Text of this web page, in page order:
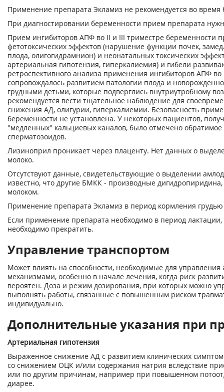
Применение препарата Экламиз не рекомендуется во время
При диагностировании беременности прием препарата
Прием ингибиторов АПФ во II и III триместре беременности
фетотоксических эффектов (нарушение функции почек,
плода, олигогидрамнион) и неонатальных токсических
артериальная гипотензия, гиперкалиемия) и гибели
ретроспективного анализа применения ингибиторов АПФ
сопровождалось развитием патологии плода и
грудными детьми, которые подверглись внутриутробному
рекомендуется вести тщательное наблюдение для
снижения АД, олигурии, гиперкалиемии. Безопасность
беременности не установлена. У некоторых пациентов,
"медленных" кальциевых каналов, было отмечено
сперматозоидов.
Лизиноприл проникает через плаценту. Нет данных о
молоко.
Отсутствуют данные, свидетельствующие о выделении
известно, что другие БМКК - производные
молоком.
Применение препарата Экламиз в период кормления грудью
Если применение препарата необходимо в период
необходимо прекратить.
Управление транспортом
Может влиять на способности, необходимые для
механизмами, особенно в начале лечения, когда риск
вероятен. Доза и режим дозирования, при которых можно
выполнять работы, связанные с повышенным риском
индивидуально.
Дополнительные указания при
Артериальная гипотензия
Выраженное снижение АД с развитием клинических
со снижением ОЦК и/или содержания натрия вследствие
или по другим причинам, например при повышенном
диарее.